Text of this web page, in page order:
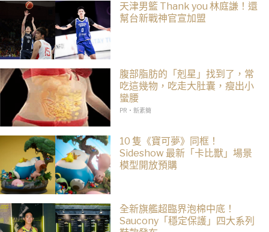
天津男籃 Thank you 林庭謙！還
幫台新戰神官宣加盟
腹部脂肪的「剋星」找到了，常
吃這幾物，吃走大肚囊，瘦出小
蠻腰
PR・新素簡
10 隻《寶可夢》同框！
Sideshow 最新「卡比獸」場景
模型開放預購
全新旗艦超臨界泡棉中底！
Saucony「穩定保護」四大系列